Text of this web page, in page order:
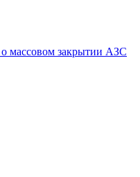
о массовом закрытии АЗС